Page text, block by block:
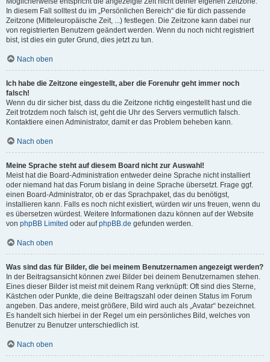
In diesem Fall solltest du im „Persönlichen Bereich“ die für dich passende
Zeitzone (Mitteleuropäische Zeit, ...) festlegen. Die Zeitzone kann dabei nur
von registrierten Benutzern geändert werden. Wenn du noch nicht registriert
bist, ist dies ein guter Grund, dies jetzt zu tun.
Nach oben
Ich habe die Zeitzone eingestellt, aber die Forenuhr geht immer noch
falsch!
Wenn du dir sicher bist, dass du die Zeitzone richtig eingestellt hast und die
Zeit trotzdem noch falsch ist, geht die Uhr des Servers vermutlich falsch.
Kontaktiere einen Administrator, damit er das Problem beheben kann.
Nach oben
Meine Sprache steht auf diesem Board nicht zur Auswahl!
Meist hat die Board-Administration entweder deine Sprache nicht installiert
oder niemand hat das Forum bislang in deine Sprache übersetzt. Frage ggf.
einen Board-Administrator, ob er das Sprachpaket, das du benötigst,
installieren kann. Falls es noch nicht existiert, würden wir uns freuen, wenn du
es übersetzen würdest. Weitere Informationen dazu können auf der Website
von phpBB Limited oder aufphpBB.de gefunden werden.
Nach oben
Was sind das für Bilder, die bei meinem Benutzernamen angezeigt werden?
In der Beitragsansicht können zwei Bilder bei deinem Benutzernamen stehen.
Eines dieser Bilder ist meist mit deinem Rang verknüpft: Oft sind dies Sterne,
Kästchen oder Punkte, die deine Beitragszahl oder deinen Status im Forum
angeben. Das andere, meist größere, Bild wird auch als „Avatar“ bezeichnet.
Es handelt sich hierbei in der Regel um ein persönliches Bild, welches von
Benutzer zu Benutzer unterschiedlich ist.
Nach oben